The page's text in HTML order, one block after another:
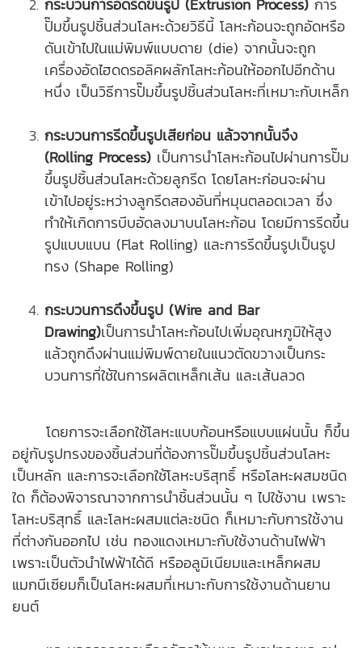
กระบวนการอัดรีดขึ้นรูป (Extrusion Process) การ
ปั๊มขึ้นรูปชิ้นส่วนโลหะด้วยวิธีนี้ โลหะก้อนจะถูกอัดหรือ
ดันเข้าไปในแม่พิมพ์แบบดาย (die) จากนั้นจะถูก
เครื่องอัดไฮดดรอลิคผลักโลหะก้อนให้ออกไปอีกด้าน
หนึ่ง เป็นวิธีการปั๊มขึ้นรูปชิ้นส่วนโลหะที่เหมาะกับเหล็ก
กระบวนการรีดขึ้นรูปเสียก่อน แล้วจากนั้นจึง
(Rolling Process) เป็นการนำโลหะก้อนไปผ่านการปั๊ม
ขึ้นรูปชิ้นส่วนโลหะด้วยลูกรีด โดยโลหะก่อนจะผ่าน
เข้าไปอยู่ระหว่างลูกรีดสองอันที่หมุนตลอดเวลา ซึ่ง
ทำให้เกิดการบีบอัดลงมาบนโลหะก้อน โดยมีการรีดขึ้น
รูปแบบแบน (Flat Rolling) และการรีดขึ้นรูปเป็นรูป
ทรง (Shape Rolling)
กระบวนการดึงขึ้นรูป (Wire and Bar
Drawing)เป็นการนำโลหะก้อนไปเพิ่มอุณหภูมิให้สูง
แล้วถูกดึงผ่านแม่พิมพ์ดายในแนวตัดขวางเป็นกระ
บวนการที่ใช้ในการผลิตเหล็กเส้น และเส้นลวด
โดยการจะเลือกใช้โลหะแบบก้อนหรือแบบแผ่นนั้น ก็ขึ้น
อยู่กับรูปทรงของชิ้นส่วนที่ต้องการปั๊มขึ้นรูปชิ้นส่วนโลหะ
เป็นหลัก และการจะเลือกใช้โลหะบริสุทธิ์ หรือโลหะผสมชนิด
ใด ก็ต้องพิจารณาจากการนำชิ้นส่วนนั้น ๆ ไปใช้งาน เพราะ
โลหะบริสุทธิ์ และโลหะผสมแต่ละชนิด ก็เหมาะกับการใช้งาน
ที่ต่างกันออกไป เช่น ทองแดงเหมาะกับใช้งานด้านไฟฟ้า
เพราะเป็นตัวนำไฟฟ้าได้ดี หรืออลูมิเนียมและเหล็กผสม
แมกนีเซียมก็เป็นโลหะผสมที่เหมาะกับการใช้งานด้านยาน
ยนต์